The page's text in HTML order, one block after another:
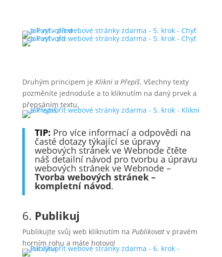
Druhým principem je Klikni a Přepiš. Všechny texty
pozměníte jednoduše a to kliknutím na daný prvek a
přepsáním textu.
TIP: Pro více informací a odpovědi na
časté dotazy týkající se úpravy
webových stránek ve Webnode čtěte
náš detailní návod pro tvorbu a úpravu
webových stránek ve Webnode –
Tvorba webových stránek –
kompletní návod.
6. Publikuj
Publikujte svůj web kliknutím na Publikovatv pravém
horním rohu a máte hotovo!